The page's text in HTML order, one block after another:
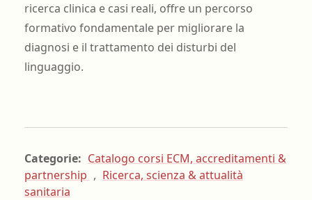
ricerca clinica e casi reali, offre un percorso
formativo fondamentale per migliorare la
diagnosi e il trattamento dei disturbi del
linguaggio.
Categorie: Catalogo corsi ECM, accreditamenti &
partnership , Ricerca, scienza & attualità
sanitaria